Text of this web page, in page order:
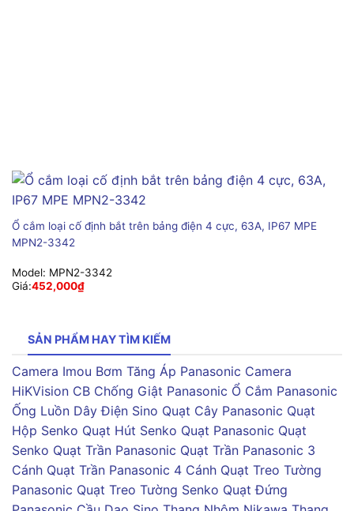
Ổ cắm loại cố định bắt trên bảng điện 4 cực, 63A, IP67 MPE
MPN2-3342
Model: MPN2-3342
Giá:452,000₫
SẢN PHẨM HAY TÌM KIẾM
Camera Imou Bơm Tăng Áp Panasonic Camera
HiKVision CB Chống Giật Panasonic Ổ Cắm Panasonic
Ống Luồn Dây Điện Sino Quạt Cây Panasonic Quạt
Hộp Senko Quạt Hút Senko Quạt Panasonic Quạt
Senko Quạt Trần Panasonic Quạt Trần Panasonic 3
Cánh Quạt Trần Panasonic 4 Cánh Quạt Treo Tường
Panasonic Quạt Treo Tường Senko Quạt Đứng